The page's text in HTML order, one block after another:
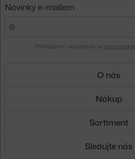
Novinky e-mailem
Přihlášením souhlasíte se
O nás
Nákup
Sortiment
Sledujte nás